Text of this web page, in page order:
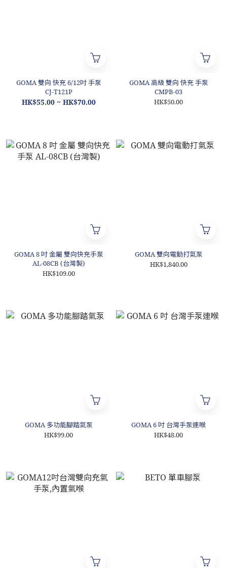
GOMA 雙向 快充 6/12吋 手泵
CJ-T121P
HK$55.00 ~ HK$70.00
GOMA 高級 雙向 快充 手泵
CMPB-03
HK$50.00
GOMA 8 吋 金屬 雙向快充手泵
AL-08CB (台灣製)
HK$109.00
GOMA 雙向電動打氣泵
HK$1,840.00
GOMA 多功能腳踏氣泵
HK$99.00
GOMA 6 吋 台灣手泵連喉
HK$48.00